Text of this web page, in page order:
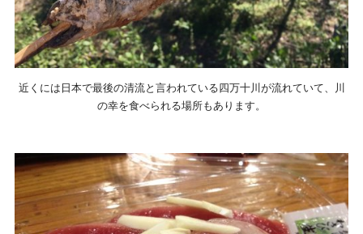
近くには日本で最後の清流と言われている四万十川が流れていて、川
の幸を食べられる場所もあります。